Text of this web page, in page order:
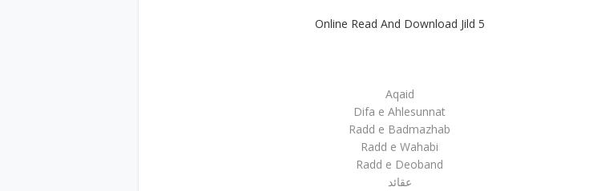
Online Read And Download Jild 5
Aqaid
Difa e Ahlesunnat
Radd e Badmazhab
Radd e Wahabi
Radd e Deoband
عقائد